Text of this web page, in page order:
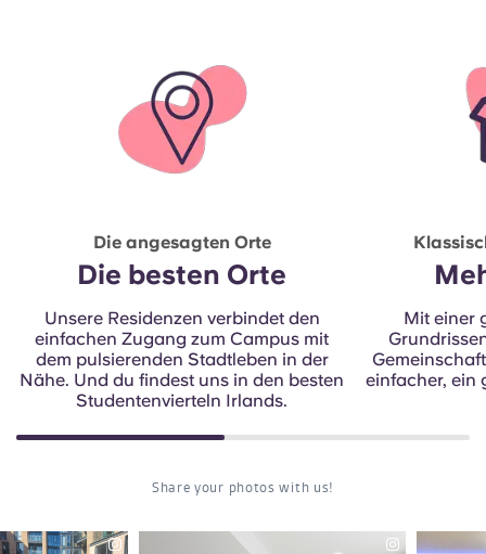
Die angesagten Orte
Die besten Orte
Unsere Residenzen verbindet den
einfachen Zugang zum Campus mit
dem pulsierenden Stadtleben in der
Nähe. Und du findest uns in den besten
Studentenvierteln Irlands.
Mit einer
einfacher, ein